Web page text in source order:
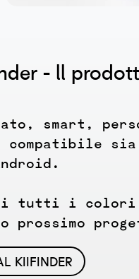
- ll
smart,
compatibile
tutti i colori
prossimo
KIIFINDER